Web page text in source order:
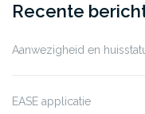
Recente
Aanwezigheid en
EASE applicatie